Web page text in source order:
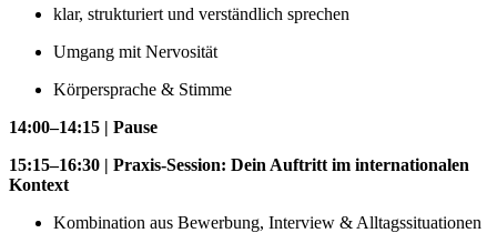
klar, strukturiert und verständlich sprechen
Umgang mit Nervosität
Körpersprache & Stimme
14:00–14:15 | Pause
15:15–16:30 | Praxis-Session: Dein Auftritt im internationalen
Kontext
Kombination aus Bewerbung, Interview & Alltagssituationen